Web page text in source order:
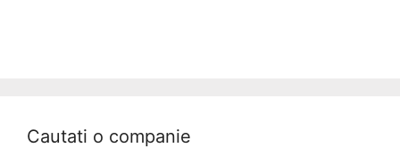
Cautati o companie